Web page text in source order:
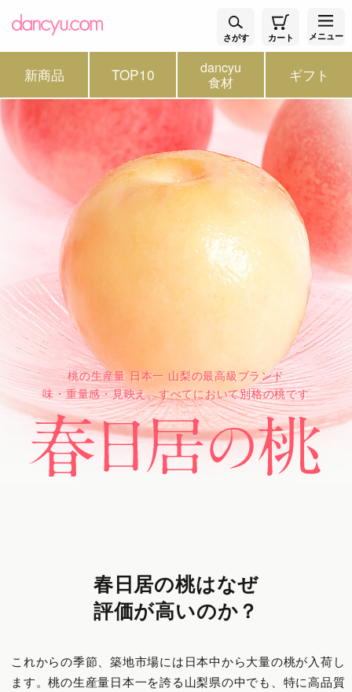
さがす カート メニュー
新商品 TOP10 dancyu
食材 ギフト
桃の生産量 日本一 山梨の最高級ブランド
味・重量感・見映え、すべてにおいて別格の桃です
春日居の桃はなぜ
評価が高いのか？
これからの季節、築地市場には日本中から大量の桃が入荷し
ます。桃の生産量日本一を誇る山梨県の中でも、特に高品質